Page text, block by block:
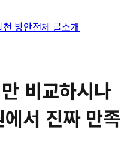
천 방안전체 글소개
비교하시나
서 진짜 만족